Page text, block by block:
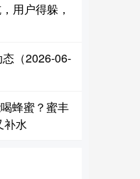
用户得躲，
（2026-06-
蜂蜜？蜜丰
补水